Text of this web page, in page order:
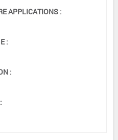
APPLICATIONS :
:
: